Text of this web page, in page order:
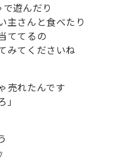
遊んだり
主さんと食べたり
ててるの
みてくださいね
売れたんです